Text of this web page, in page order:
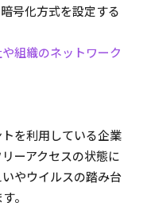
号化方式を設定する
組織のネットワーク
を利用している企業
ーアクセスの状態に
やウイルスの踏み台
。